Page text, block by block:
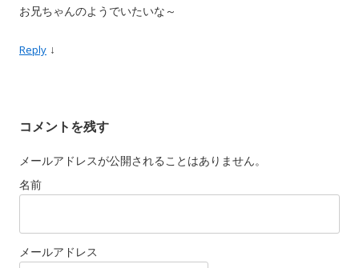
お兄ちゃんのようでいたいな～
Reply ↓
コメントを残す
メールアドレスが公開されることはありません。
名前
メールアドレス